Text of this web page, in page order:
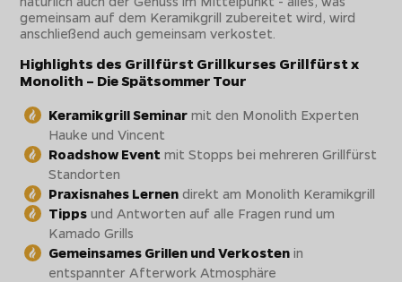
gemeinsam auf dem Keramikgrill zubereitet wird, wird
anschließend auch gemeinsam verkostet.
Highlights des Grillfürst Grillkurses Grillfürst x
Monolith – Die Spätsommer Tour
Keramikgrill Seminar mit den Monolith Experten
Hauke und Vincent
Roadshow Event mit Stopps bei mehreren Grillfürst
Standorten
Praxisnahes Lernen direkt am Monolith Keramikgrill
Tipps und Antworten auf alle Fragen rund um
Kamado Grills
Gemeinsames Grillen und Verkosten in
entspannter Afterwork Atmosphäre